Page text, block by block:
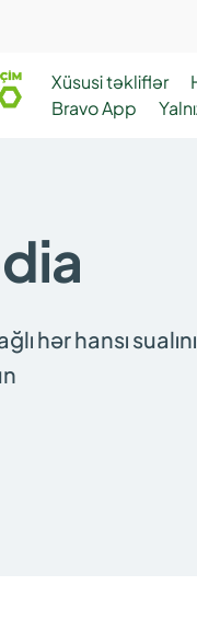
Xüsusi təkliflər
Bravo App
hər hansı